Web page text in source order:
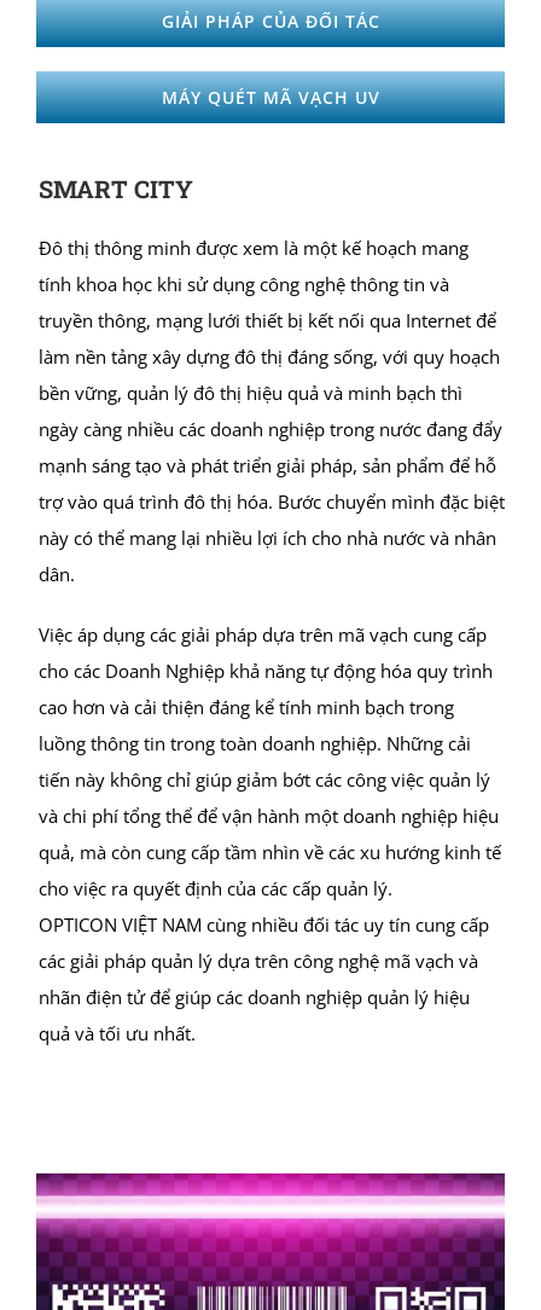
GIẢI PHÁP CỦA ĐỐI TÁC
MÁY QUÉT MÃ VẠCH UV
SMART CITY
Đô thị thông minh được xem là một kế hoạch mang
tính khoa học khi sử dụng công nghệ thông tin và
truyền thông, mạng lưới thiết bị kết nối qua Internet để
làm nền tảng xây dựng đô thị đáng sống, với quy hoạch
bền vững, quản lý đô thị hiệu quả và minh bạch thì
ngày càng nhiều các doanh nghiệp trong nước đang đẩy
mạnh sáng tạo và phát triển giải pháp, sản phẩm để hỗ
trợ vào quá trình đô thị hóa. Bước chuyển mình đặc biệt
này có thể mang lại nhiều lợi ích cho nhà nước và nhân
dân.
Việc áp dụng các giải pháp dựa trên mã vạch cung cấp
cho các Doanh Nghiệp khả năng tự động hóa quy trình
cao hơn và cải thiện đáng kể tính minh bạch trong
luồng thông tin trong toàn doanh nghiệp. Những cải
tiến này không chỉ giúp giảm bớt các công việc quản lý
và chi phí tổng thể để vận hành một doanh nghiệp hiệu
quả, mà còn cung cấp tầm nhìn về các xu hướng kinh tế
cho việc ra quyết định của các cấp quản lý.
OPTICON VIỆT NAM cùng nhiều đối tác uy tín cung cấp
các giải pháp quản lý dựa trên công nghệ mã vạch và
nhãn điện tử để giúp các doanh nghiệp quản lý hiệu
quả và tối ưu nhất.